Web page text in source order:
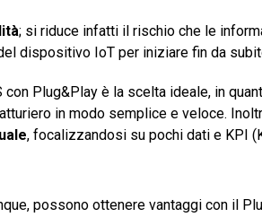
; si riduce infatti il rischio che le
dispositivo IoT per iniziare fin da
con Plug&Play è la scelta ideale, in
in modo semplice e veloce.
, focalizzandosi su pochi dati e KPI
possono ottenere vantaggi con il